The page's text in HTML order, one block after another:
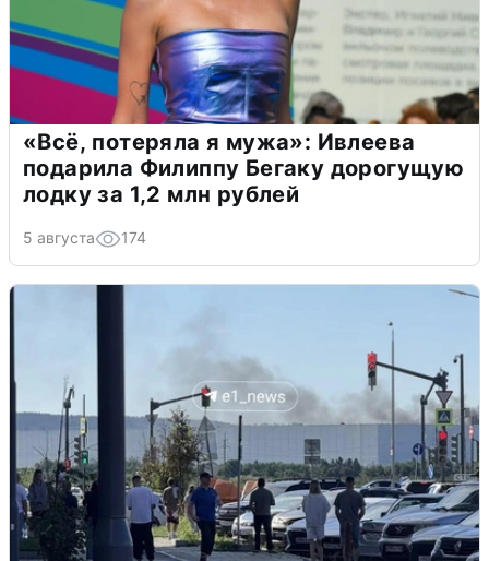
«Всё, потеряла я мужа»: Ивлеева
подарила Филиппу Бегаку дорогущую
лодку за 1,2 млн рублей
5 августа 174